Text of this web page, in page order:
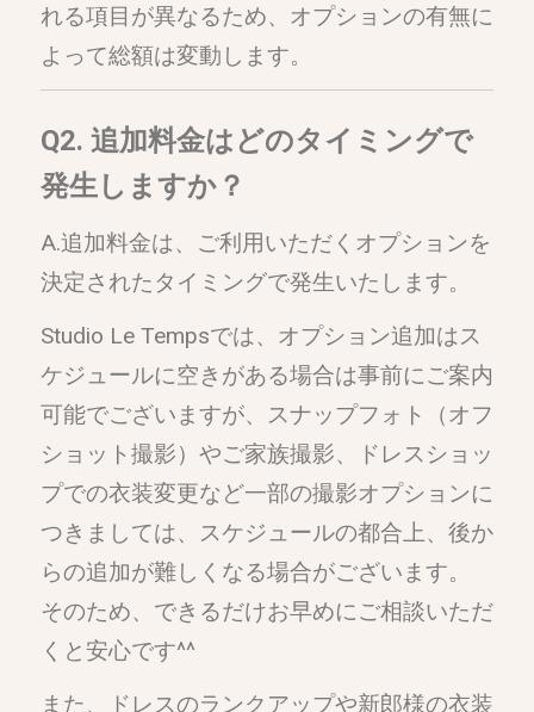
れる項目が異なるため、オプションの有無に
よって総額は変動します。
Q2. 追加料金はどのタイミングで
発生しますか？
A.追加料金は、ご利用いただくオプションを
決定されたタイミングで発生いたします。
Studio Le Tempsでは、オプション追加はス
ケジュールに空きがある場合は事前にご案内
可能でございますが、スナップフォト（オフ
ショット撮影）やご家族撮影、ドレスショッ
プでの衣装変更など一部の撮影オプションに
つきましては、スケジュールの都合上、後か
らの追加が難しくなる場合がございます。
そのため、できるだけお早めにご相談いただ
くと安心です^^
また、ドレスのランクアップや新郎様の衣装